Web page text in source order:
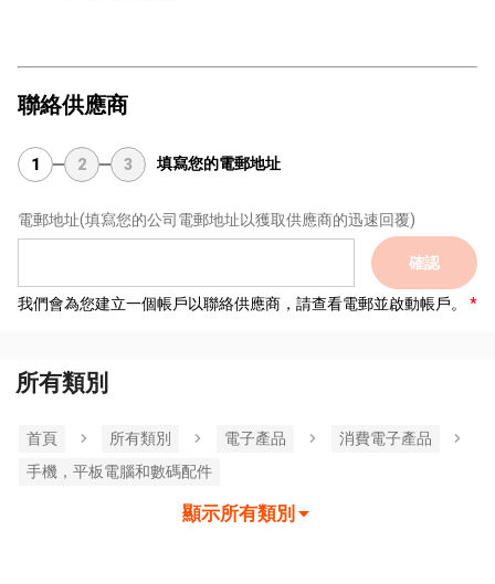
聯絡供應商
1 2 3 填寫您的電郵地址
電郵地址(填寫您的公司電郵地址以獲取供應商的迅速回覆)
確認
我們會為您建立一個帳戶以聯絡供應商，請查看電郵並啟動帳戶。
所有類別
首頁 所有類別 電子產品
消費電子產品
手機，平板電腦和數碼配件
顯示所有類別